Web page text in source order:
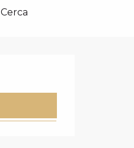
Cerca